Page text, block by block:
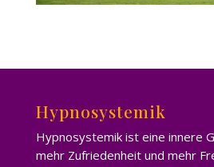
Hypnosystemik
Hypnosystemik ist eine innere
mehr Zufriedenheit und mehr